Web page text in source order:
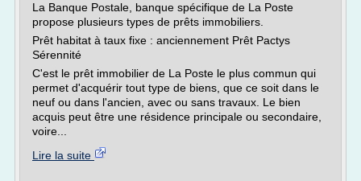
La Banque Postale, banque spécifique de La Poste
propose plusieurs types de prêts immobiliers.
Prêt habitat à taux fixe : anciennement Prêt Pactys
Sérennité
C'est le prêt immobilier de La Poste le plus commun qui
permet d'acquérir tout type de biens, que ce soit dans le
neuf ou dans l'ancien, avec ou sans travaux. Le bien
acquis peut être une résidence principale ou secondaire,
voire...
Lire la suite